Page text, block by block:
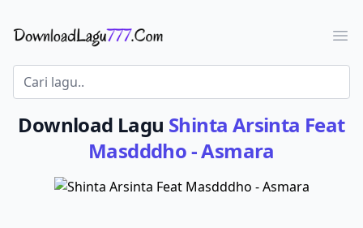
Download Lagu - LaguJoss.com
Download Lagu Shinta Arsinta Feat
Masdddho - Asmara